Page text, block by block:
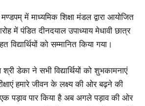
में माध्यमिक शिक्षा मंडल द्वारा आयोजित
में पंडित दीनदयाल उपाध्याय मेधावी छात्र
विद्यार्थियों को सम्मानित किया गया।
डेका ने सभी विद्यार्थियों को शुभकामनाएं
हमारे जीवन के लक्ष्य की ओर बढ़ने की
पड़ाव पार किया है अब अगले पड़ाव की ओर